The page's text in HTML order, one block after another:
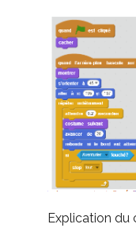
Explication du